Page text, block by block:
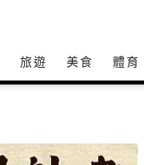
旅遊 美食 體育